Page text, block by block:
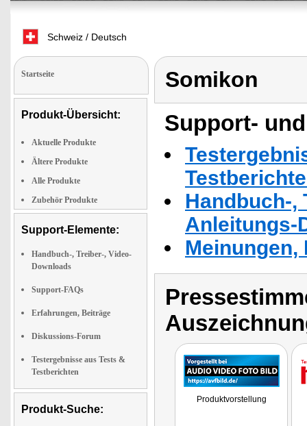
Schweiz / Deutsch
Startseite
Produkt-Übersicht:
Aktuelle Produkte
Ältere Produkte
Alle Produkte
Zubehör Produkte
Support-Elemente:
Handbuch-, Treiber-, Video-
Downloads
Support-FAQs
Erfahrungen, Beiträge
Diskussions-Forum
Testergebnisse aus Tests &
Testberichten
Produkt-Suche:
Somikon
Support-
Handbuch-,
Anleitungs-
Produktvorstellung